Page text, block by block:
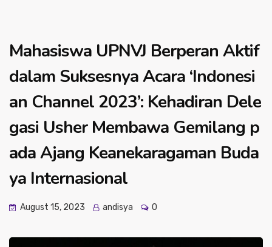
Mahasiswa UPNVJ Berperan Aktif
dalam Suksesnya Acara ‘Indonesi
an Channel 2023’: Kehadiran Dele
gasi Usher Membawa Gemilang p
ada Ajang Keanekaragaman Buda
ya Internasional
August 15, 2023 andisya 0